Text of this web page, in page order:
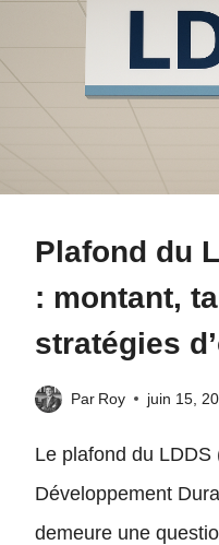
Plafond du
: montant,
stratégies
Par Roy juin 15,
Le plafond du LDDS
Développement
demeure une